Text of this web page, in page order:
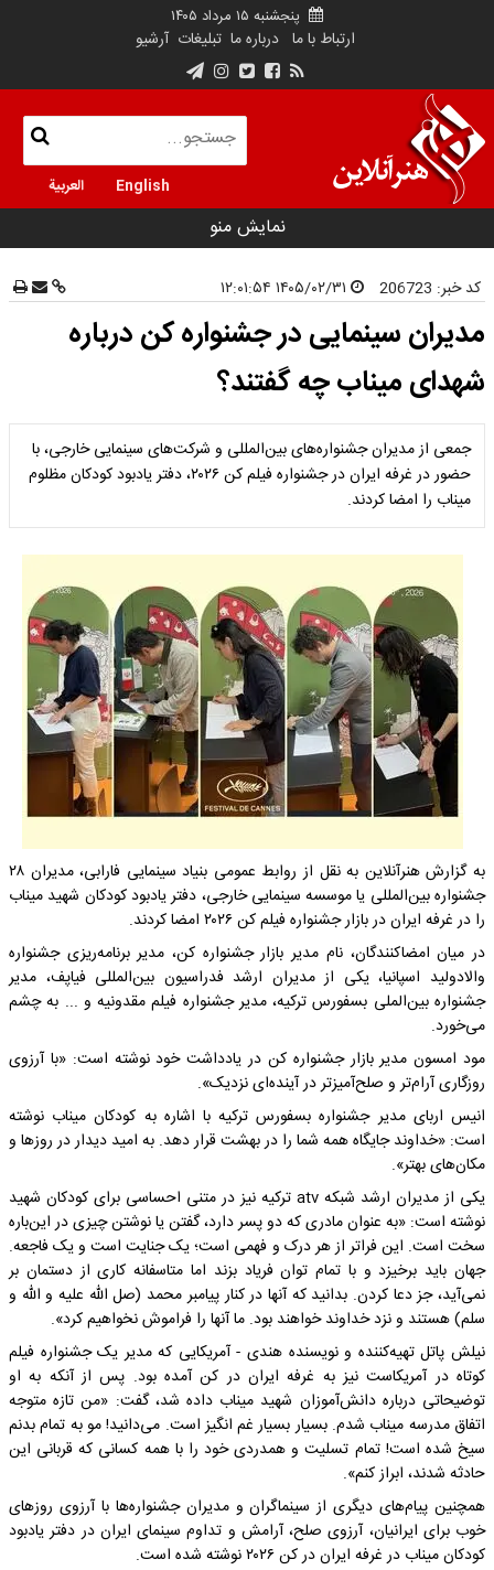
پنجشنبه ۱۵ مرداد ۱۴۰۵
ارتباط با ما درباره ما تبلیغات آرشیو
English العربية
نمایش منو
کد خبر: 206723
مدیران سینمایی در جشنواره کن درباره
شهدای میناب چه گفتند؟
جمعی از مدیران جشنواره‌های بین‌المللی و شرکت‌های سینمایی خارجی، با
حضور در غرفه ایران در جشنواره فیلم کن ۲۰۲۶، دفتر یادبود کودکان مظلوم
میناب را امضا کردند.
به گزارش هنرآنلاین به نقل از روابط عمومی بنیاد سینمایی فارابی، مدیران ۲۸
جشنواره بین‌المللی یا موسسه سینمایی خارجی، دفتر یادبود کودکان شهید میناب
را در غرفه ایران در بازار جشنواره فیلم کن ۲۰۲۶ امضا کردند.
در میان امضاکنندگان، نام مدیر بازار جشنواره کن، مدیر برنامه‌ریزی جشنواره
والادولید اسپانیا، یکی از مدیران ارشد فدراسیون بین‌المللی فیاپف، مدیر
جشنواره بین‌الملی بسفورس ترکیه، مدیر جشنواره فیلم مقدونیه و ... به چشم
می‌خورد.
مود امسون مدیر بازار جشنواره کن در یادداشت خود نوشته است: «با آرزوی
روزگاری آرام‌تر و صلح‌آمیزتر در آینده‌ای نزدیک».
انیس اربای مدیر جشنواره بسفورس ترکیه با اشاره به کودکان میناب نوشته
است: «خداوند جایگاه همه شما را در بهشت قرار دهد. به امید دیدار در روزها و
مکان‌های بهتر».
یکی از مدیران ارشد شبکه atv ترکیه نیز در متنی احساسی برای کودکان شهید
نوشته است: «به عنوان مادری که دو پسر دارد، گفتن یا نوشتن چیزی در این‌باره
سخت است. این فراتر از هر درک و فهمی است؛ یک جنایت است و یک فاجعه.
جهان باید برخیزد و با تمام توان فریاد بزند اما متاسفانه کاری از دستمان بر
نمی‌آید، جز دعا کردن. بدانید که آنها در کنار پیامبر محمد (صل الله علیه و الله و
سلم) هستند و نزد خداوند خواهند بود. ما آنها را فراموش نخواهیم کرد».
نیلش پاتل تهیه‌کننده و نویسنده هندی - آمریکایی که مدیر یک جشنواره فیلم
کوتاه در آمریکاست نیز به غرفه ایران در کن آمده بود. پس از آنکه به او
توضیحاتی درباره دانش‌آموزان شهید میناب داده شد، گفت: «من تازه متوجه
اتفاق مدرسه میناب شدم. بسیار بسیار غم انگیز است. می‌دانید! مو به تمام بدنم
سیخ شده است! تمام تسلیت و همدردی خود را با همه کسانی که قربانی این
حادثه شدند، ابراز کنم».
همچنین پیام‌های دیگری از سینماگران و مدیران جشنواره‌ها با آرزوی روزهای
خوب برای ایرانیان، آرزوی صلح، آرامش و تداوم سینمای ایران در دفتر یادبود
کودکان میناب در غرفه ایران در کن ۲۰۲۶ نوشته شده است.